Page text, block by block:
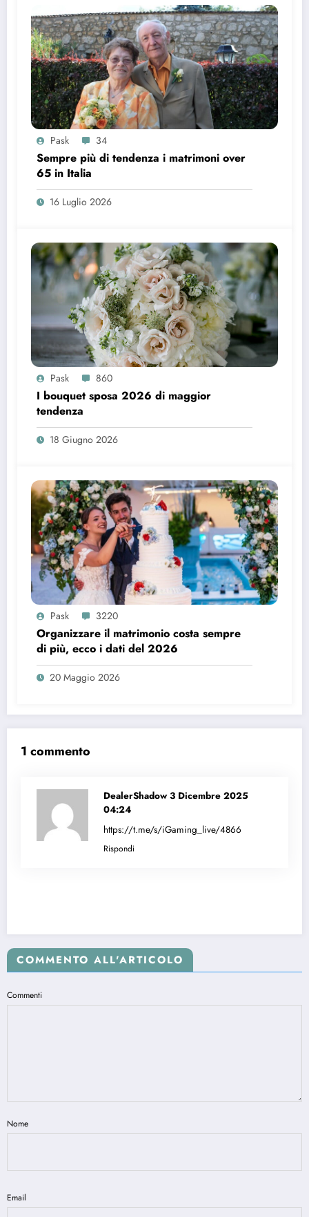
Pask 34
Sempre più di tendenza i matrimoni over
65 in Italia
16 Luglio 2026
Pask 860
I bouquet sposa 2026 di maggior
tendenza
18 Giugno 2026
Pask 3220
Organizzare il matrimonio costa sempre
di più, ecco i dati del 2026
20 Maggio 2026
1 commento
DealerShadow 3 Dicembre 2025
04:24
https://t.me/s/iGaming_live/4866
Rispondi
COMMENTO ALL'ARTICOLO
Commenti
Nome
Email